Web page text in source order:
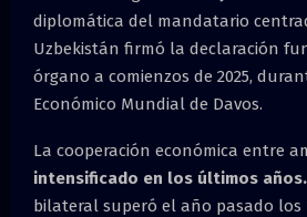
diplomática del mandatario
Uzbekistán firmó la declaración
órgano a comienzos de 2025,
Económico Mundial de Davos.
La cooperación económica entre
intensificado en los últimos años.
bilateral superó el año pasado los